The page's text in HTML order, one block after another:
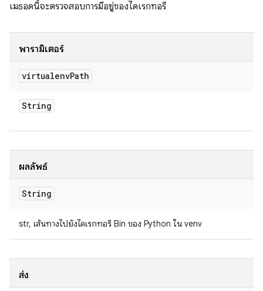
เมธอดนี้จะตรวจสอบการมีอยู่ของไดเรกทอรี
พารามิเตอร์
virtualenvPath
String
ผลลัพธ์
String
str, เส้นทางไปยังไดเรกทอรี Bin ของ Python ใน venv
ส่ง